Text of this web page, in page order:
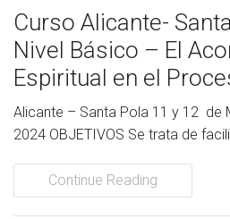
Curso Alicante-
Nivel Básico – El
Espiritual en el
Alicante – Santa Pola 11 y 12 de
2024 OBJETIVOS Se trata de
Continue Reading